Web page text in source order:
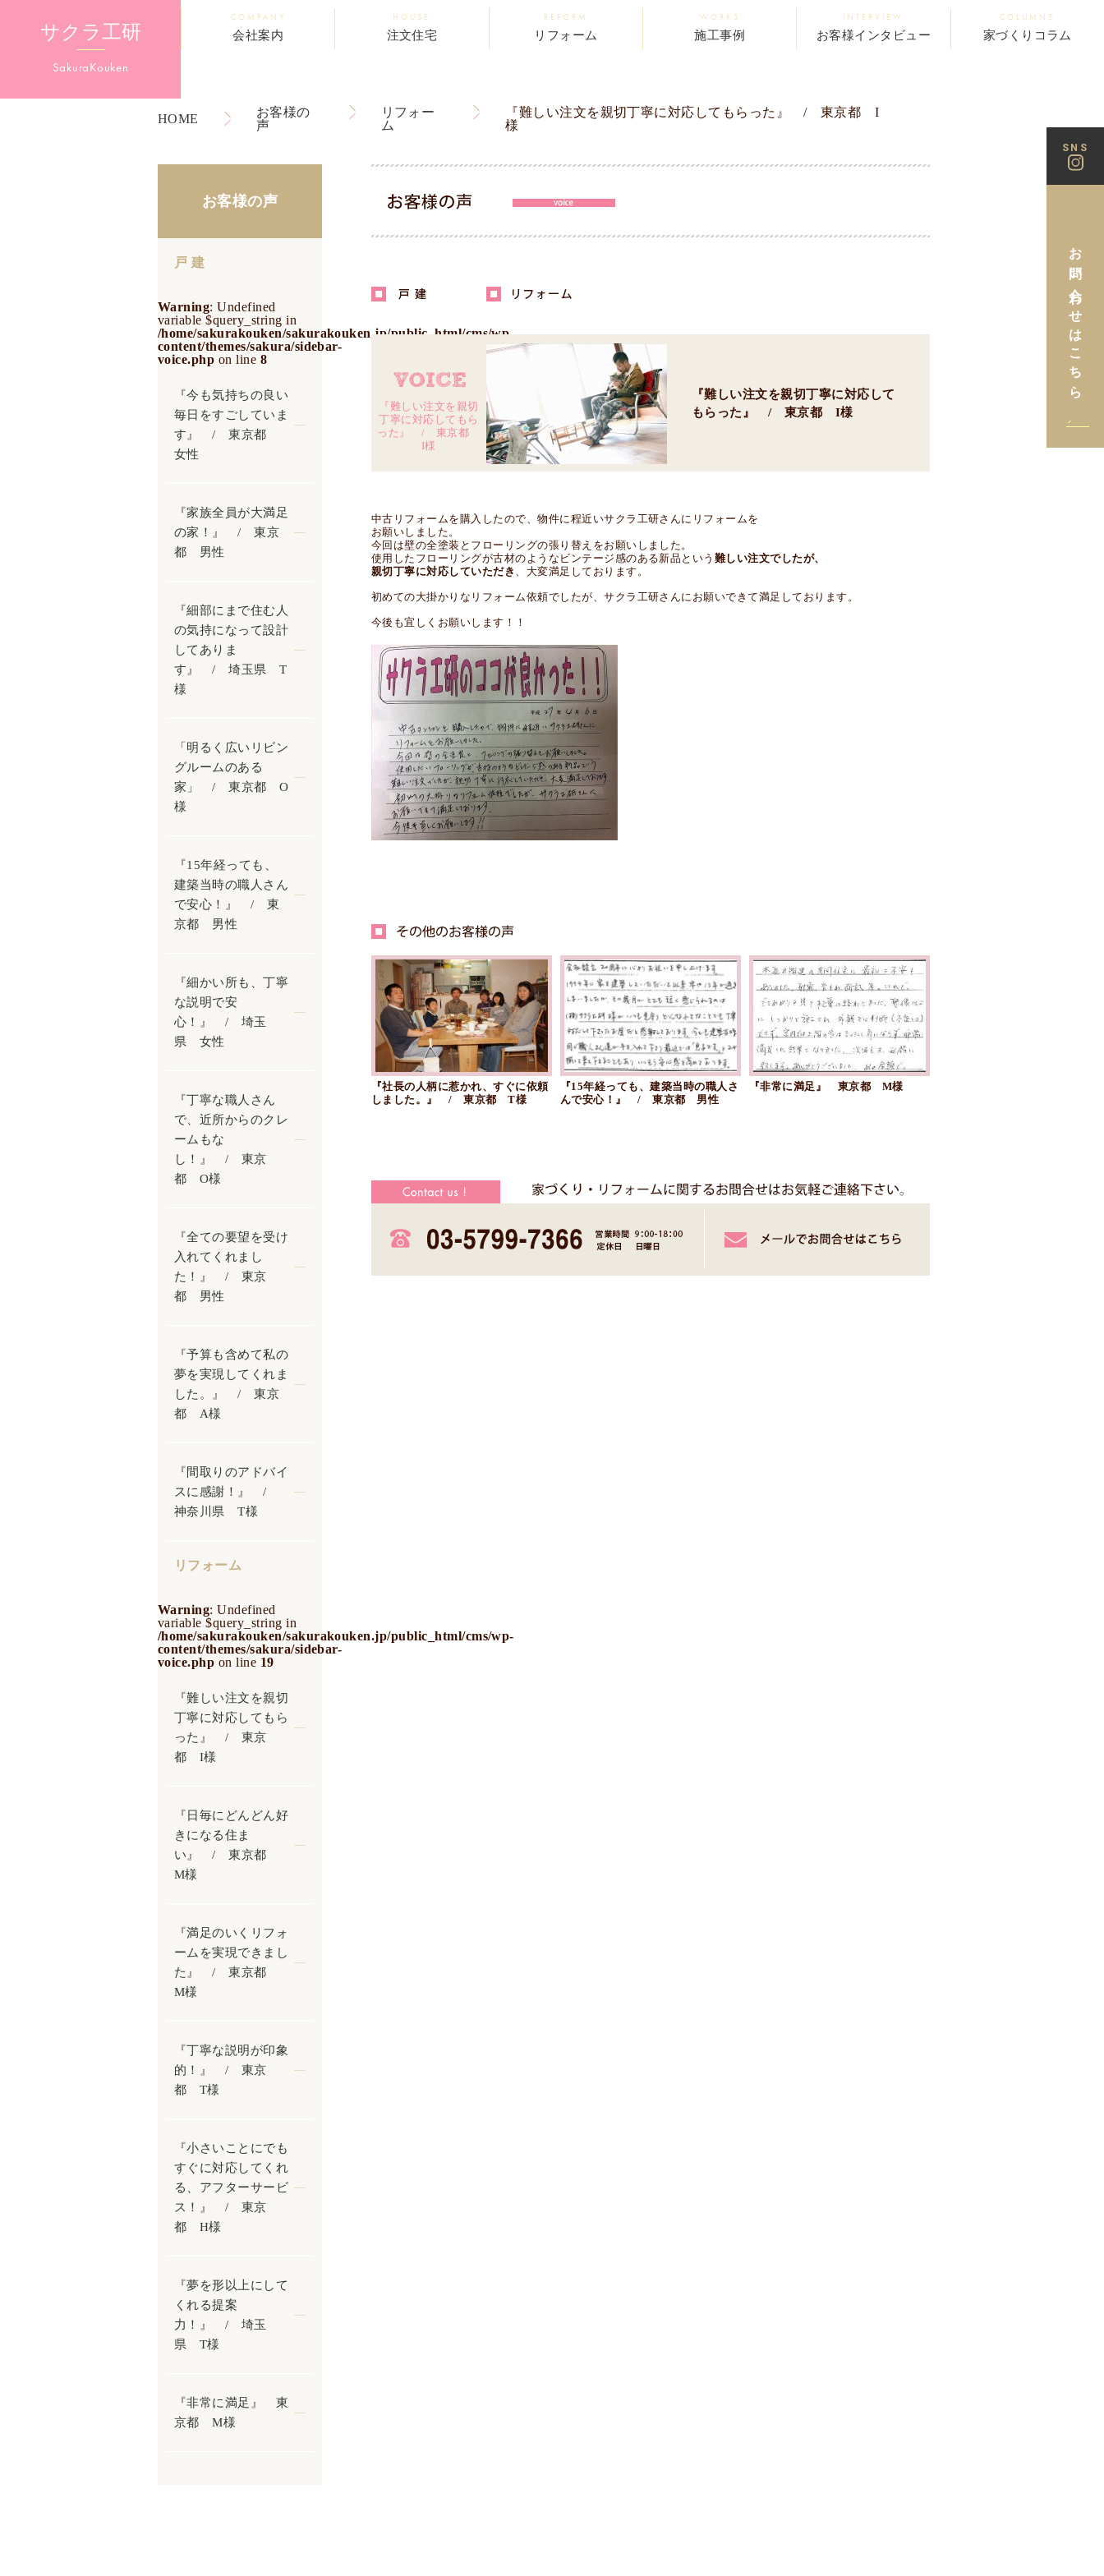
サクラ工研
SakuraKouken
SNS
お問い合わせはこちら
COMPANY
会社案内
HOUSE
注文住宅
REFORM
リフォーム
WORKS
施工事例
INTERVIEW
お客様インタビュー
COLUMNS
家づくりコラム
HOME
お客様の
声
リフォー
ム
『難しい注文を親切丁寧に対応してもらった』 / 東京都 I
様
お客様の声
戸 建
Warning: Undefined
variable $query_string in
/home/sakurakouken/sakurakouken.jp/public_html/cms/wp-
content/themes/sakura/sidebar-
voice.php on line 8
『今も気持ちの良い
毎日をすごしていま
す』 / 東京都
女性
『家族全員が大満足
の家！』 / 東京
都 男性
『細部にまで住む人
の気持になって設計
してありま
す』 / 埼玉県 T
様
「明るく広いリビン
グルームのある
家」 / 東京都 O
様
『15年経っても、
建築当時の職人さん
で安心！』 / 東
京都 男性
『細かい所も、丁寧
な説明で安
心！』 / 埼玉
県 女性
『丁寧な職人さん
で、近所からのクレ
ームもな
し！』 / 東京
都 O様
『全ての要望を受け
入れてくれまし
た！』 / 東京
都 男性
『予算も含めて私の
夢を実現してくれま
した。』 / 東京
都 A様
『間取りのアドバイ
スに感謝！』 /
神奈川県 T様
リフォーム
Warning: Undefined
variable $query_string in
/home/sakurakouken/sakurakouken.jp/public_html/cms/wp-
content/themes/sakura/sidebar-
voice.php on line 19
『難しい注文を親切
丁寧に対応してもら
った』 / 東京
都 I様
『日毎にどんどん好
きになる住ま
い』 / 東京都
M様
『満足のいくリフォ
ームを実現できまし
た』 / 東京都
M様
『丁寧な説明が印象
的！』 / 東京
都 T様
『小さいことにでも
すぐに対応してくれ
る、アフターサービ
ス！』 / 東京
都 H様
『夢を形以上にして
くれる提案
力！』 / 埼玉
県 T様
『非常に満足』 東
京都 M様
『難しい注文を親切
丁寧に対応してもら
った』 / 東京都
I様
『難しい注文を親切丁寧に対応して
もらった』 / 東京都 I様
中古リフォームを購入したので、物件に程近いサクラ工研さんにリフォームを
お願いしました。
今回は壁の全塗装とフローリングの張り替えをお願いしました。
使用したフローリングが古材のようなビンテージ感のある新品という 難しい注文でしたが、
親切丁寧に対応していただき 、大変満足しております。
初めての大掛かりなリフォーム依頼でしたが、サクラ工研さんにお願いできて満足しております。
今後も宜しくお願いします！！
『社長の人柄に惹かれ、すぐに依頼
しました。』 / 東京都 T様
『15年経っても、建築当時の職人さ
んで安心！』 / 東京都 男性
『非常に満足』 東京都 M様